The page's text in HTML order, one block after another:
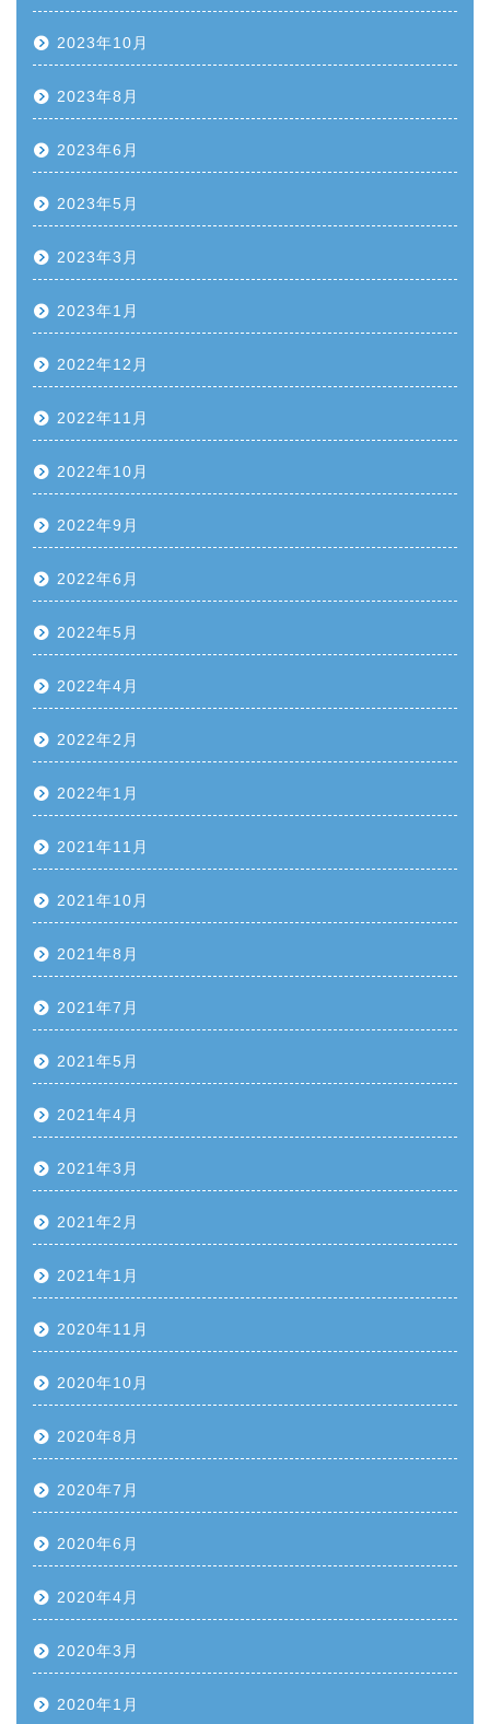
2023年10月
2023年8月
2023年6月
2023年5月
2023年3月
2023年1月
2022年12月
2022年11月
2022年10月
2022年9月
2022年6月
2022年5月
2022年4月
2022年2月
2022年1月
2021年11月
2021年10月
2021年8月
2021年7月
2021年5月
2021年4月
2021年3月
2021年2月
2021年1月
2020年11月
2020年10月
2020年8月
2020年7月
2020年6月
2020年4月
2020年3月
2020年1月